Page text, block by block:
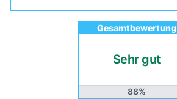
Gesamtbewertung
Sehr gut
88%